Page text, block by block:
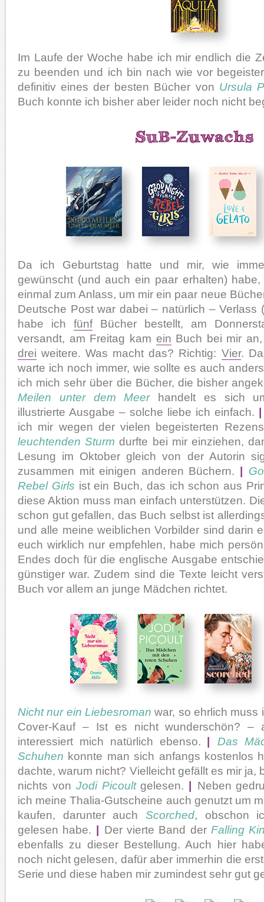
Im Laufe der Woche habe ich mir endlich die
zu beenden und ich bin nach wie vor
definitiv eines der besten Bücher von Ursula
Buch konnte ich bisher aber leider noch nicht
Da ich Geburtstag hatte und mir, wie
gewünscht (und auch ein paar erhalten)
einmal zum Anlass, um mir ein paar neue
Deutsche Post war dabei – natürlich – Verlass
habe ich fünfBücher bestellt, am
versandt, am Freitag kam ein Buch bei mir
drei weitere. Was macht das? Richtig: Vier.
warte ich noch immer, wie sollte es auch
ich mich sehr über die Bücher, die bisher
Meilen unter dem Meerhandelt es sich
illustrierte Ausgabe – solche liebe ich einfach. |
ich mir wegen der vielen begeisterten
leuchtenden Sturm durfte bei mir einziehen,
Lesung im Oktober gleich von der Autorin
zusammen mit einigen anderen Büchern. |
Rebel Girls ist ein Buch, das ich schon aus
diese Aktion muss man einfach unterstützen.
schon gut gefallen, das Buch selbst ist
und alle meine weiblichen Vorbilder sind darin
euch wirklich nur empfehlen, habe mich
Endes doch für die englische Ausgabe
günstiger war. Zudem sind die Texte leicht
Buch vor allem an junge Mädchen richtet.
Nicht nur ein Liebesroman war, so ehrlich muss
Cover-Kauf – Ist es nicht wunderschön? –
interessiert mich natürlich ebenso. |
Das
Schuhen konnte man sich anfangs kostenlos
dachte, warum nicht? Vielleicht gefällt es mir ja,
nichts von Jodi Picoultgelesen. | Neben
ich meine Thalia-Gutscheine auch genutzt um
kaufen, darunter auch Scorched, obschon
gelesen habe. | Der vierte Band der Falling
ebenfalls zu dieser Bestellung. Auch hier
noch nicht gelesen, dafür aber immerhin die
Serie und diese haben mir zumindest sehr gut